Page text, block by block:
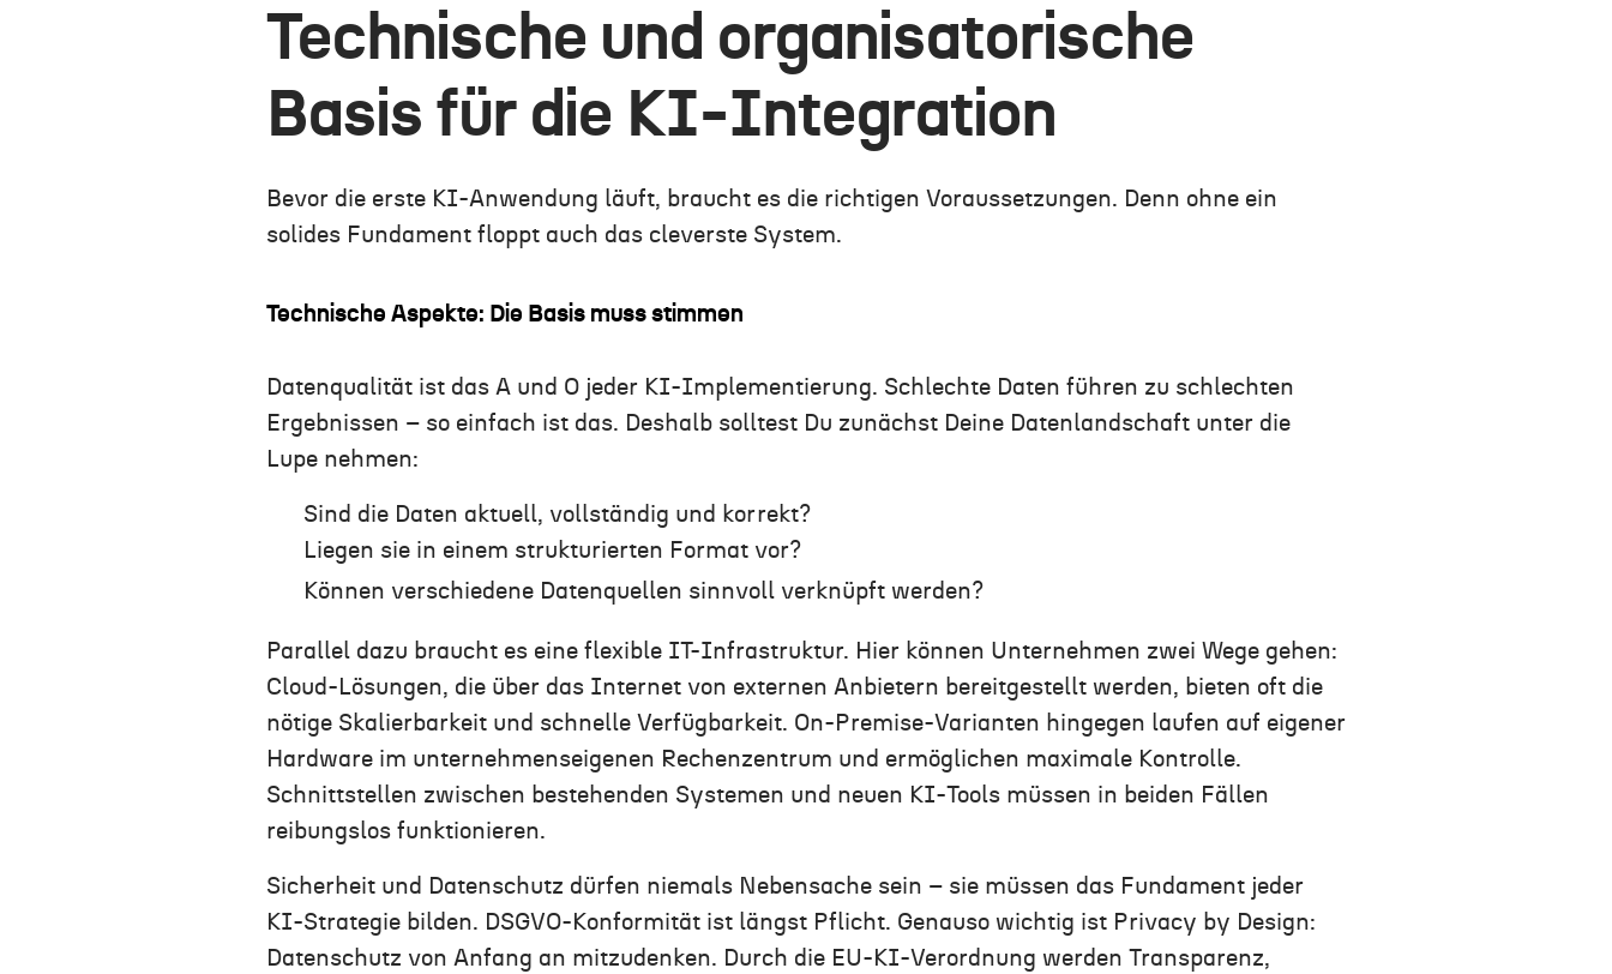
Technische und organisatorische
Basis für die KI-Integration
Bevor die erste KI-Anwendung läuft, braucht es die richtigen Voraussetzungen. Denn ohne ein
solides Fundament floppt auch das cleverste System.
Technische Aspekte: Die Basis muss stimmen
Datenqualität ist das A und O jeder KI-Implementierung. Schlechte Daten führen zu schlechten
Ergebnissen – so einfach ist das. Deshalb solltest Du zunächst Deine Datenlandschaft unter die
Lupe nehmen:
Sind die Daten aktuell, vollständig und korrekt?
Liegen sie in einem strukturierten Format vor?
Können verschiedene Datenquellen sinnvoll verknüpft werden?
Parallel dazu braucht es eine flexible IT-Infrastruktur. Hier können Unternehmen zwei Wege gehen:
Cloud-Lösungen, die über das Internet von externen Anbietern bereitgestellt werden, bieten oft die
nötige Skalierbarkeit und schnelle Verfügbarkeit. On-Premise-Varianten hingegen laufen auf eigener
Hardware im unternehmenseigenen Rechenzentrum und ermöglichen maximale Kontrolle.
Schnittstellen zwischen bestehenden Systemen und neuen KI-Tools müssen in beiden Fällen
reibungslos funktionieren.
Sicherheit und Datenschutz dürfen niemals Nebensache sein – sie müssen das Fundament jeder
KI-Strategie bilden. DSGVO-Konformität ist längst Pflicht. Genauso wichtig ist Privacy by Design:
Datenschutz von Anfang an mitzudenken. Durch die EU-KI-Verordnung werden Transparenz,